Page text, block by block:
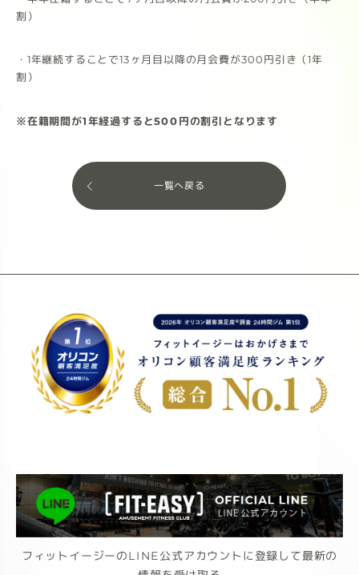
割）
・1年継続することで13ヶ月目以降の月会費が300円引き（1年
割）
※在籍期間が1年経過すると500円の割引となります
一覧へ戻る
フィットイージーのLINE公式アカウントに登録して最新の